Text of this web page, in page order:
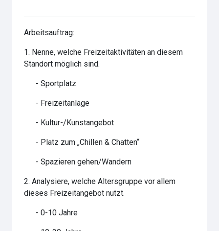
Arbeitsauftrag:
1. Nenne, welche Freizeitaktivitäten an diesem
Standort möglich sind.
- Sportplatz
- Freizeitanlage
- Kultur-/Kunstangebot
 - Platz zum „Chillen & Chatten“
- Spazieren gehen/Wandern
2. Analysiere, welche Altersgruppe vor allem
dieses Freizeitangebot nutzt.
- 0-10 Jahre